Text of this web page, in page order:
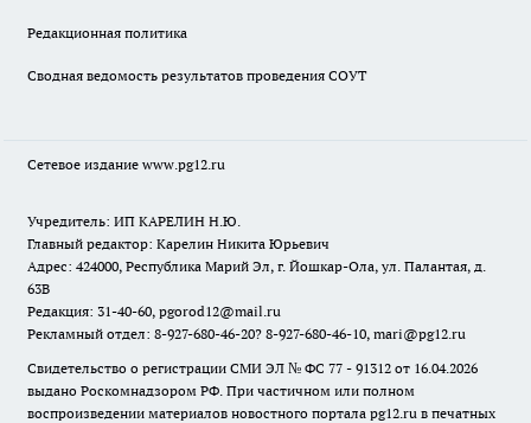
Редакционная политика
Сводная ведомость результатов проведения СОУТ
Сетевое издание www.pg12.ru
Учредитель: ИП КАРЕЛИН Н.Ю.
Главный редактор: Карелин Никита Юрьевич
Адрес: 424000, Республика Марий Эл, г. Йошкар-Ола, ул. Палантая, д.
63В
Редакция: 31-40-60, pgorod12@mail.ru
Рекламный отдел: 8-927-680-46-20? 8-927-680-46-10, mari@pg12.ru
Свидетельство о регистрации СМИ ЭЛ № ФС 77 - 91312 от 16.04.2026
выдано Роскомнадзором РФ. При частичном или полном
воспроизведении материалов новостного портала pg12.ru в печатных